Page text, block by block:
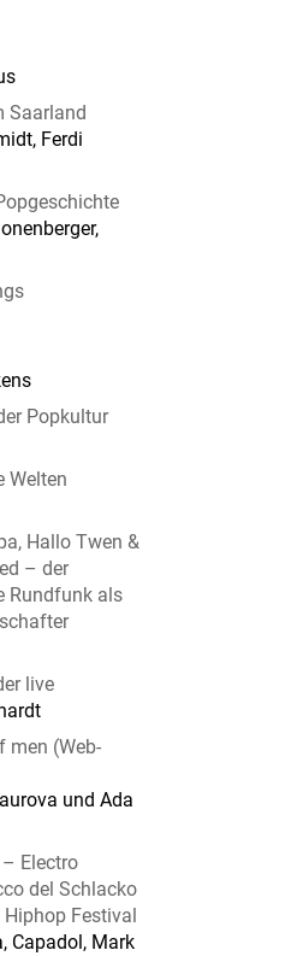
Saarland
Ferdi
Popkultur
Welten
Hallo Twen &
– der
Rundfunk als
live
men (Web-
und Ada
Electro
del Schlacko
Hiphop Festival
Capadol, Mark